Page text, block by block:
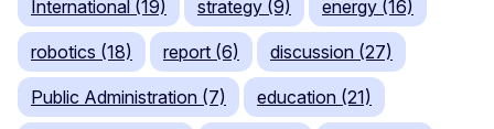
International (19) strategy (9) energy (16)
robotics (18) report (6) discussion (27)
Public Administration (7) education (21)